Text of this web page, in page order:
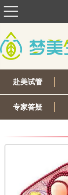
赴美试管
专家答疑